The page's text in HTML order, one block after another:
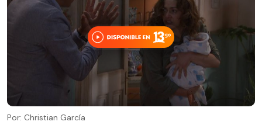
Por: Christian García